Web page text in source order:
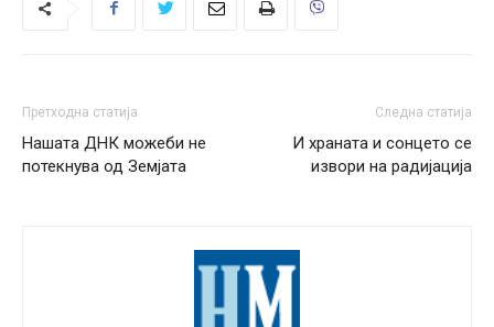
Претходна статија
Нашата ДНК можеби не
потекнува од Земјата
Следна статија
И храната и сонцето се
извори на радијација